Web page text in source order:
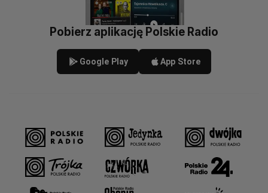
Pobierz aplikację Polskie Radio
Google Play App Store